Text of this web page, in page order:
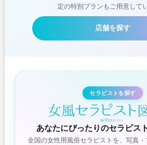
定の特別プランもご用意して
店舗を探す
セラピストを探す
あなたにぴったりのセラピス
全国の女性用風俗セラピストを、写真